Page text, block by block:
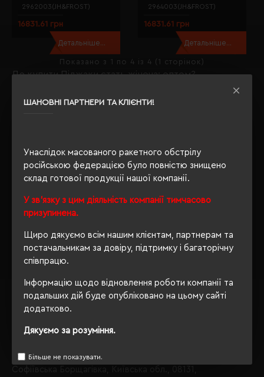
ШАНОВНІ ПАРТНЕРИ ТА КЛІЄНТИ!
Унаслідок масованого ракетного обстрілу
російською федерацією було повністю знищено
склад готової продукції нашої компанії.
У зв'язку з цим діяльність компанії тимчасово
призупинена.
Щиро дякуємо всім нашим клієнтам, партнерам та
постачальникам за довіру, підтримку і багаторічну
співпрацю.
Інформацію щодо відновлення роботи компанії та
подальших дій буде опубліковано на цьому сайті
додатково.
Дякуємо за розуміння.
Більше не показувати.
Де купити Піджаки стать жіноча; оптом?
Якщо Ви задавали собі таке питання, то Ви правильно
категорії Піджаки.
Піджаки
стать жіноча;
Звертаємо Вашу увагу, що з таким набором параметрів,
Також Ви можете зателефонувати нам по телефону
+380444928603
варіант.
Обираючи продукцію в нашому інтернет-магазині, Ви
ми завжди будемо раді бачити Вас знову.
Завжди Ваш"Євробізнес Україна"
Софіївська Борщагівка, Київська обл., 08131,
2962003(JH&FROST)
16831.61 грн
Детальніше...
2964003(JH&FROST)
16831.61 грн
Детальніше...
Показано з 1 по 4 із 4 (1 сторінок)